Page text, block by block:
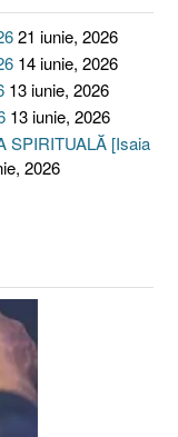
21 iunie, 2026
14 iunie, 2026
13 iunie, 2026
13 iunie, 2026
SPIRITUALĂ [Isaia
2026